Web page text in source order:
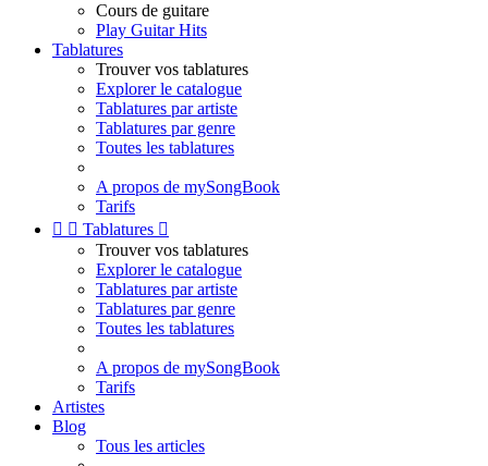
Cours de guitare
Play Guitar Hits
Tablatures
Trouver vos tablatures
Explorer le catalogue
Tablatures par artiste
Tablatures par genre
Toutes les tablatures
A propos de mySongBook
Tarifs
  Tablatures 
Trouver vos tablatures
Explorer le catalogue
Tablatures par artiste
Tablatures par genre
Toutes les tablatures
A propos de mySongBook
Tarifs
Artistes
Blog
Tous les articles